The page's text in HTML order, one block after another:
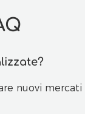
nuovi mercati